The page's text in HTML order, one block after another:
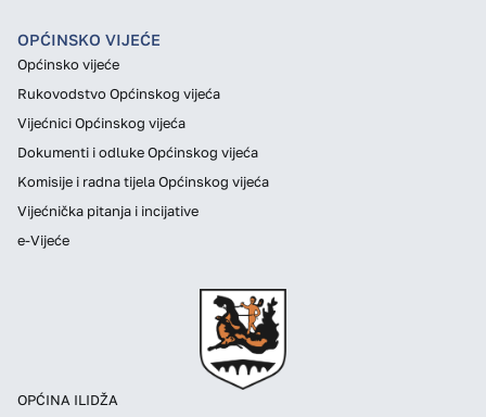
OPĆINA ILIDŽA
OPĆINSKO VIJEĆE
Općinsko vijeće
Rukovodstvo Općinskog vijeća
Vijećnici Općinskog vijeća
Dokumenti i odluke Općinskog vijeća
Komisije i radna tijela Općinskog vijeća
Vijećnička pitanja i incijative
e-Vijeće